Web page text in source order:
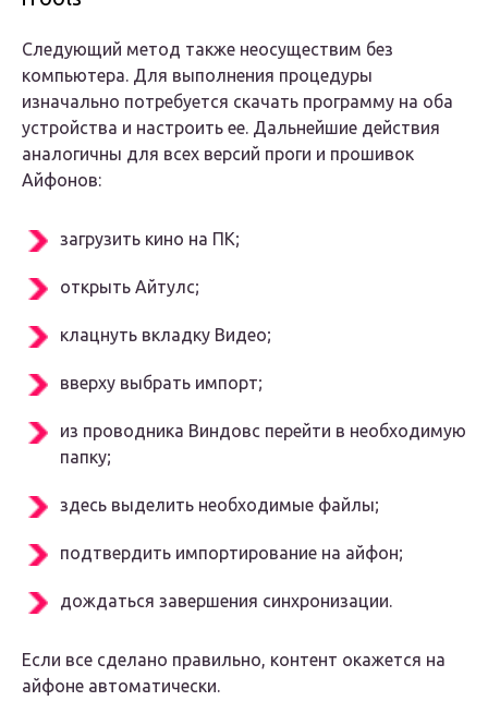
Следующий метод также неосуществим без
компьютера. Для выполнения процедуры
изначально потребуется скачать программу на оба
устройства и настроить ее. Дальнейшие действия
аналогичны для всех версий проги и прошивок
Айфонов:
загрузить кино на ПК;
открыть Айтулс;
клацнуть вкладку Видео;
вверху выбрать импорт;
из проводника Виндовс перейти в необходимую
папку;
здесь выделить необходимые файлы;
подтвердить импортирование на айфон;
дождаться завершения синхронизации.
Если все сделано правильно, контент окажется на
айфоне автоматически.